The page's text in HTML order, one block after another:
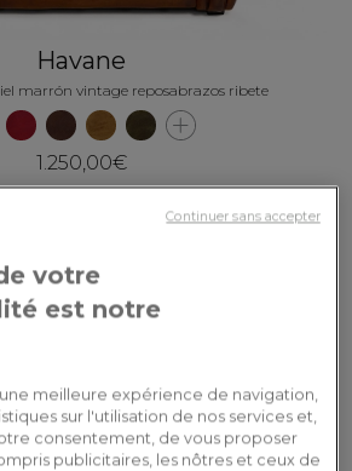
Havane
marrón vintage reposabrazos ribete
1.250,00€
votre
est notre
meilleure expérience de navigation,
sur l'utilisation de nos services et,
consentement, de vous proposer
publicitaires, les nôtres et ceux de
Continuer sans accepter